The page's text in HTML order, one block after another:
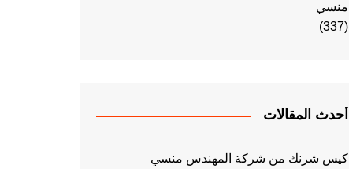
منسي
(337)
أحدث المقالات
كيس شرنك من شركة المهندس منسي